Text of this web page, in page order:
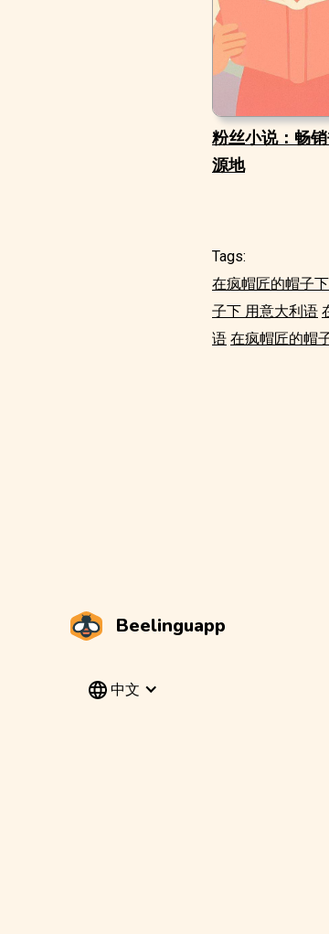
粉丝小说：畅
源地
Tags:
在疯帽匠的帽子
子下 用意大利语
语 在疯帽匠的帽
Beelinguapp
中文